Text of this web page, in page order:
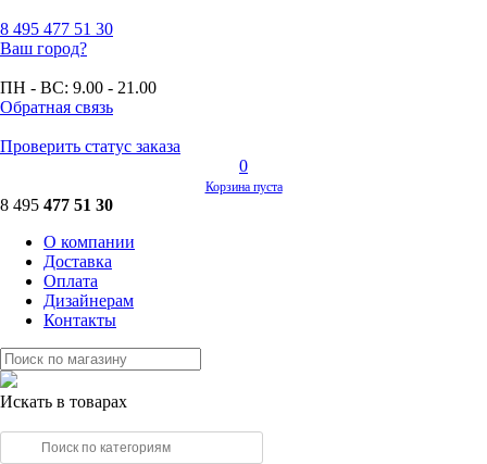
8 495 477 51 30
Ваш город?
ПН - ВС: 9.00 - 21.00
Обратная связь
Проверить статус заказа
0
Корзина пуста
8 495 477 51 30
О компании
Доставка
Оплата
Дизайнерам
Контакты
Искать в товарах